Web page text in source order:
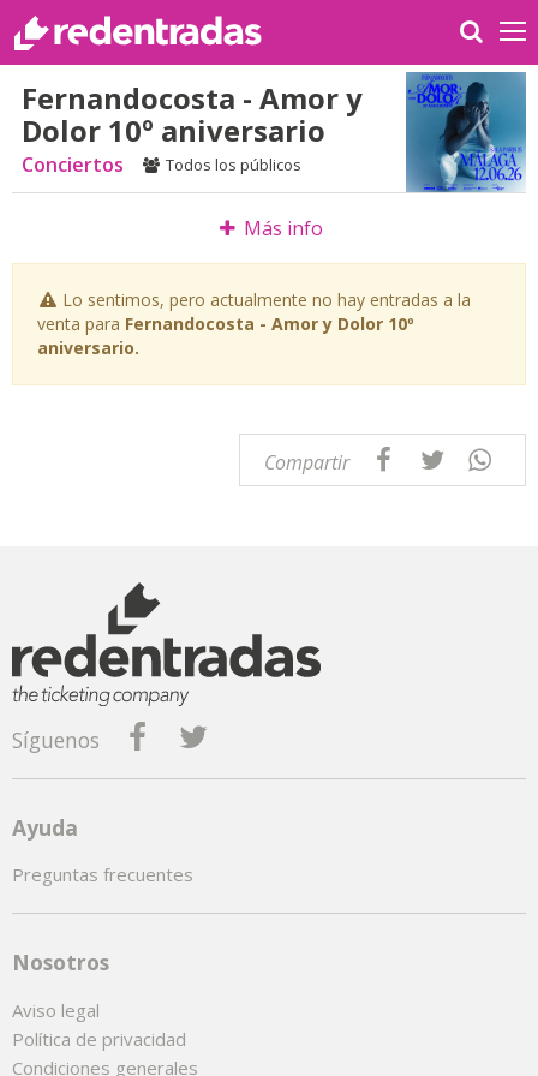
Fernandocosta - Amor y
Dolor 10º aniversario
Conciertos Todos los públicos
Más info
Lo sentimos, pero actualmente no hay entradas a la
venta para Fernandocosta - Amor y Dolor 10º
aniversario.
Compartir
Síguenos
Ayuda
Preguntas frecuentes
Nosotros
Aviso legal
Política de privacidad
Condiciones generales